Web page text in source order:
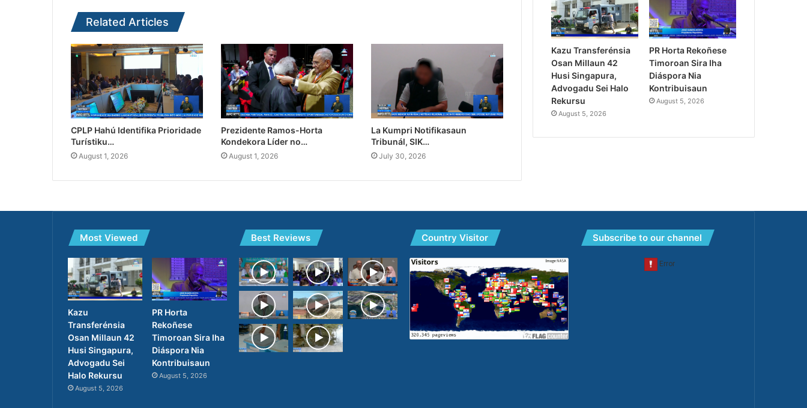
Related Articles
CPLP Hahú Identifika Prioridade
Turístiku…
August 1, 2026
Prezidente Ramos-Horta
Kondekora Líder no…
August 1, 2026
La Kumpri Notifikasaun
Tribunál, SIK…
July 30, 2026
Kazu Transferénsia
Osan Millaun 42
Husi Singapura,
Advogadu Sei Halo
Rekursu
August 5, 2026
PR Horta Rekoñese
Timoroan Sira Iha
Diáspora Nia
Kontribuisaun
August 5, 2026
Most Viewed
Kazu
Transferénsia
Osan Millaun 42
Husi Singapura,
Advogadu Sei
Halo Rekursu
August 5, 2026
PR Horta
Rekoñese
Timoroan Sira Iha
Diáspora Nia
Kontribuisaun
August 5, 2026
Best Reviews Country Visitor Subscribe to our channel